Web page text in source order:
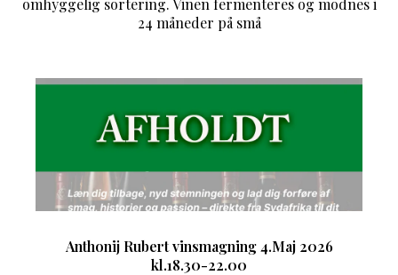
omhyggelig sortering. Vinen fermenteres og modnes i
24 måneder på små
Anthonij Rubert vinsmagning 4.Maj 2026
kl.18.30-22.00